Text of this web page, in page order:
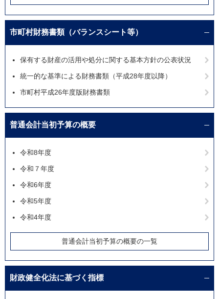
市町村財務書類（バランスシート等）
保有する財産の活用や処分に関する基本方針の公表状況
統一的な基準による財務書類（平成28年度以降）
市町村平成26年度版財務書類
普通会計当初予算の概要
令和8年度
令和７年度
令和6年度
令和5年度
令和4年度
普通会計当初予算の概要の一覧
財政健全化法に基づく指標